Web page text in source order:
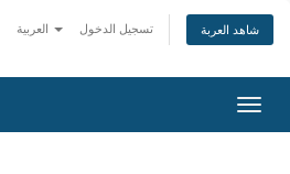
تسجيل الدخول شاهد العربة
تبديل
التنقل